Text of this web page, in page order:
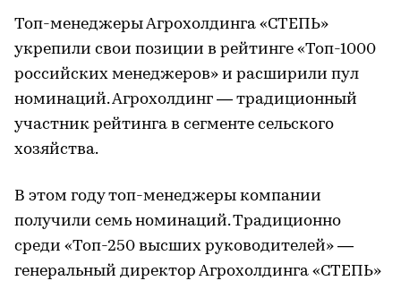
Топ-менеджеры Агрохолдинга «СТЕПЬ»
укрепили свои позиции в рейтинге «Топ-1000
российских менеджеров» и расширили пул
номинаций. Агрохолдинг — традиционный
участник рейтинга в сегменте сельского
хозяйства.
В этом году топ-менеджеры компании
получили семь номинаций. Традиционно
среди «Топ-250 высших руководителей» —
генеральный директор Агрохолдинга «СТЕПЬ»